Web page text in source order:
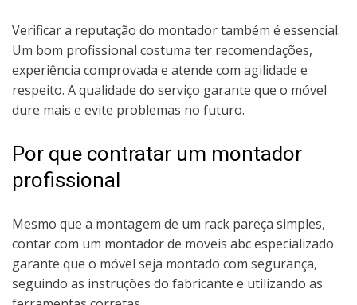
Verificar a reputação do montador também é essencial.
Um bom profissional costuma ter recomendações,
experiência comprovada e atende com agilidade e
respeito. A qualidade do serviço garante que o móvel
dure mais e evite problemas no futuro.
Por que contratar um montador
profissional
Mesmo que a montagem de um rack pareça simples,
contar com um montador de moveis abc especializado
garante que o móvel seja montado com segurança,
seguindo as instruções do fabricante e utilizando as